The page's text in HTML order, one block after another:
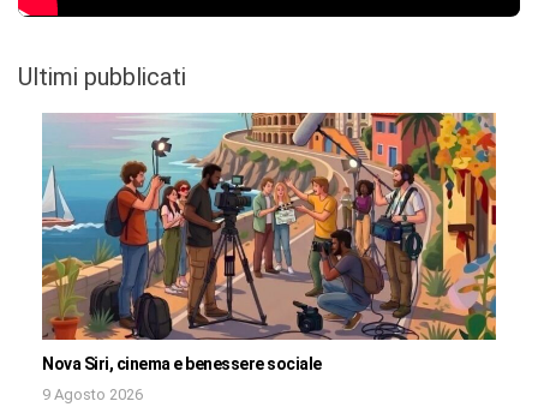
Ultimi pubblicati
Nova Siri, cinema e benessere sociale
9 Agosto 2026